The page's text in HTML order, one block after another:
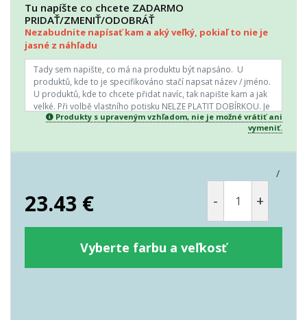
Tu napíšte co chcete ZADARMO
PRIDAŤ/ZMENIŤ/ODOBRÁŤ
Nezabudnite napísať kam a aký veľký, pokiaľ to nie je
jasné z náhľadu
Produkty s upraveným vzhľadom, nie je možné vrátiť ani
vymeniť.
/
23.43 € - +
Vyberte farbu a veľkosť